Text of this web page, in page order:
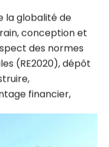
conception et
des normes
(RE2020), dépôt
financier,